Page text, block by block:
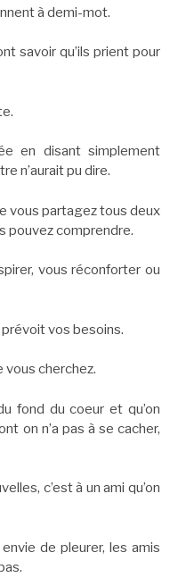
à demi-mot.
savoir qu’ils prient pour
en disant simplement
n’aurait pu dire.
vous partagez tous deux
pouvez comprendre.
vous réconforter ou
vos besoins.
vous cherchez.
fond du coeur et qu’on
on n’a pas à se cacher,
c’est à un ami qu’on
de pleurer, les amis